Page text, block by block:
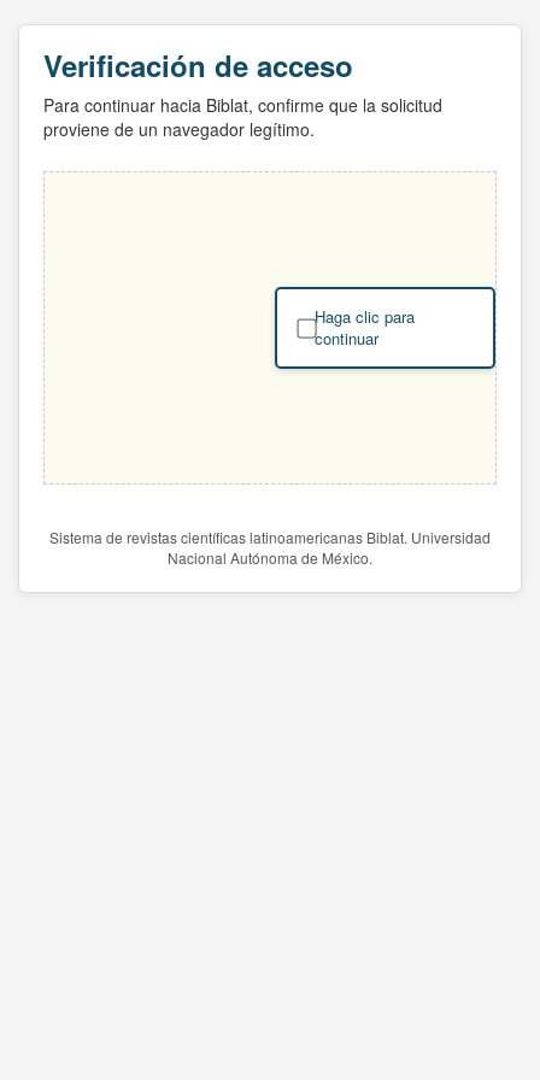
Verificación de acceso
Para continuar hacia Biblat, confirme que la solicitud
proviene de un navegador legítimo.
Haga clic para
continuar
Sistema de revistas científicas latinoamericanas Biblat. Universidad
Nacional Autónoma de México.